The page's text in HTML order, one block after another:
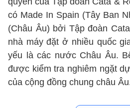
có Made In Spain (Tây Ban
(Châu Âu) bởi Tập đoàn
nhà máy đặt ở nhiều quốc
yếu là các nước Châu Âu.
được kiểm tra nghiêm ngặt
của cộng đồng chung châu